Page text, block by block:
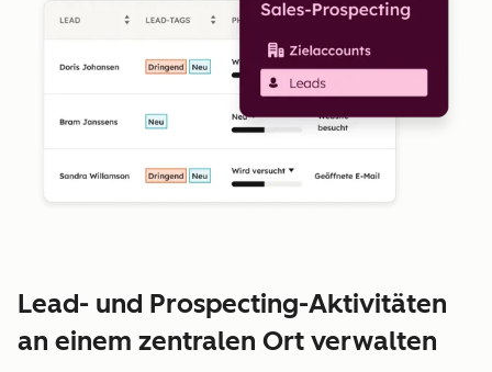
Lead- und Prospecting-Aktivitäten
an einem zentralen Ort verwalten